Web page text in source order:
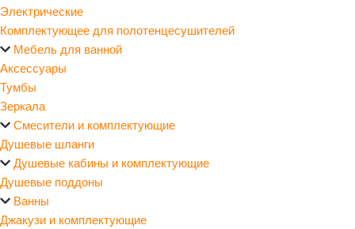
Электрические
Комплектующее для полотенцесушителей
Мебель для ванной
Аксессуары
Тумбы
Зеркала
Смесители и комплектующие
Душевые шланги
Душевые кабины и комплектующие
Душевые поддоны
Ванны
Джакузи и комплектующие